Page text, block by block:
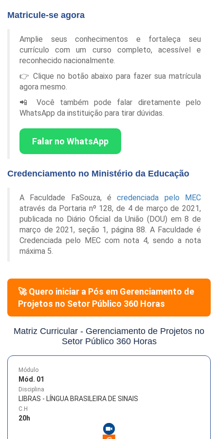
Matricule-se agora
Amplie seus conhecimentos e fortaleça seu
currículo com um curso completo, acessível e
reconhecido nacionalmente.
👉 Clique no botão abaixo para fazer sua matrícula
agora mesmo.
📲 Você também pode falar diretamente pelo
WhatsApp da instituição para tirar dúvidas.
Falar no WhatsApp
Credenciamento no Ministério da Educação
A Faculdade FaSouza, écredenciada pelo MEC
através da Portaria nº 128, de 4 de março de 2021,
publicada no Diário Oficial da União (DOU) em 8 de
março de 2021, seção 1, página 88. A Faculdade é
Credenciada pelo MEC com nota 4, sendo a nota
máxima 5.
🚀 Quero iniciar a Pós em Gerenciamento de
Projetos no Setor Público 360 Horas
Matriz Curricular - Gerenciamento de Projetos no
Setor Público 360 Horas
Módulo
Mód. 01
Disciplina
LIBRAS - LÍNGUA BRASILEIRA DE SINAIS
C.H
20h